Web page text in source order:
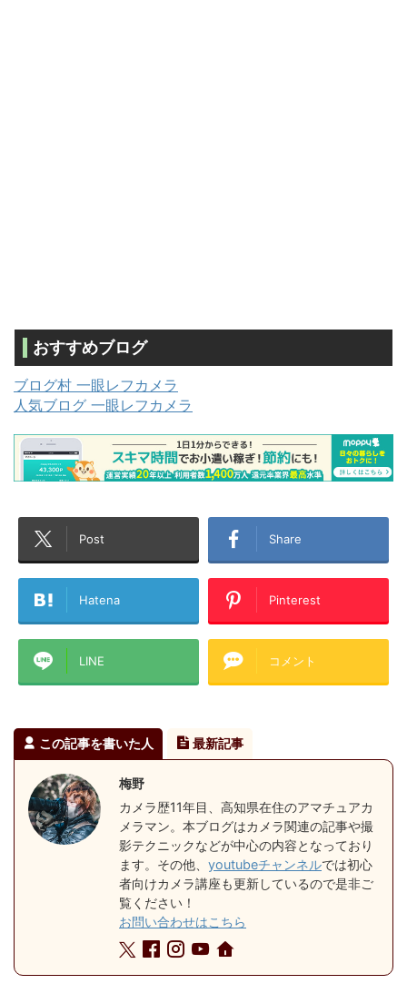
おすすめブログ
ブログ村 一眼レフカメラ
人気ブログ 一眼レフカメラ
Post Share
Hatena Pinterest
LINE コメント
この記事を書いた人 最新記事
梅野
カメラ歴11年目、高知県在住のアマチュアカ
メラマン。本ブログはカメラ関連の記事や撮
影テクニックなどが中心の内容となっており
ます。その他、 youtubeチャンネルでは初心
者向けカメラ講座も更新しているので是非ご
覧ください！
お問い合わせはこちら